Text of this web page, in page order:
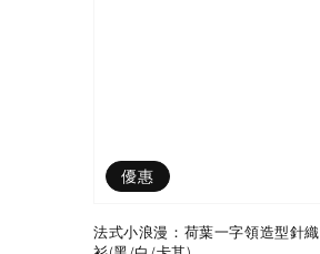
優惠
法式小浪漫：荷葉一字領造型針織